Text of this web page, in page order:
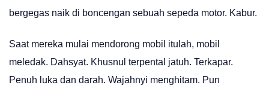
bergegas naik di boncengan sebuah sepeda motor. Kabur.
Saat mereka mulai mendorong mobil itulah, mobil
meledak. Dahsyat. Khusnul terpental jatuh. Terkapar.
Penuh luka dan darah. Wajahnyi menghitam. Pun